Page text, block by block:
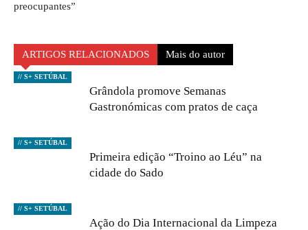
preocupantes”
ARTIGOS RELACIONADOS Mais do autor
// S+ SETÚBAL
Grândola promove Semanas
Gastronómicas com pratos de caça
// S+ SETÚBAL
Primeira edição “Troino ao Léu” na
cidade do Sado
// S+ SETÚBAL
Ação do Dia Internacional da Limpeza